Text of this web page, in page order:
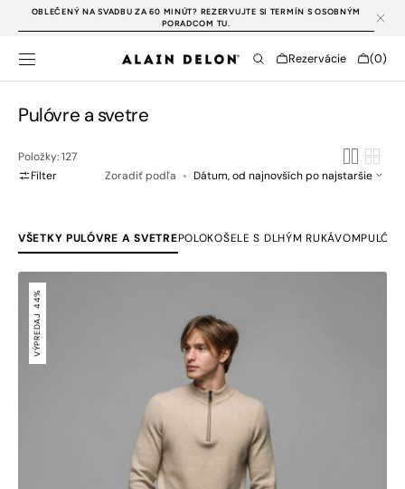
PREJSŤ NA
OBLEČENÝ NA SVADBU ZA 60 MINÚT? REZERVUJTE SI TERMÍN S OSOBNÝM
PORADCOM TU.
Rezervácie Cart
(0)
0
Kategória:
Pulóvre a svetre
Položky: 127
Filter
Zoradiť podľa
VŠETKY PULÓVRE A SVETREPOLOKOŠELE S DLHÝM RUKÁVOM
pulóver
zipsom
VÝPREDAJ
44%